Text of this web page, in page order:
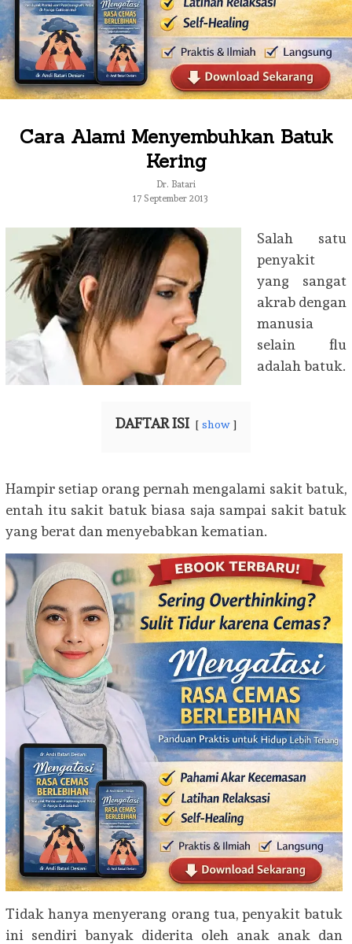
Cara Alami Menyembuhkan Batuk
Kering
Dr. Batari
17 September 2013
Salah satu
penyakit
yang sangat
akrab dengan
manusia
selain flu
adalah batuk.
DAFTAR ISI show
Hampir setiap orang pernah mengalami sakit batuk,
entah itu sakit batuk biasa saja sampai sakit batuk
yang berat dan menyebabkan kematian.
Tidak hanya menyerang orang tua, penyakit batuk
ini sendiri banyak diderita oleh anak anak dan